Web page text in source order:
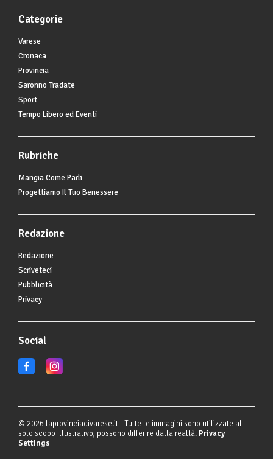
Categorie
Varese
Cronaca
Provincia
Saronno Tradate
Sport
Tempo Libero ed Eventi
Rubriche
Mangia Come Parli
Progettiamo Il Tuo Benessere
Redazione
Redazione
Scriveteci
Pubblicità
Privacy
Social
© 2026 laprovinciadivarese.it - Tutte le immagini sono utilizzate al
solo scopo illustrativo, possono differire dalla realtà. Privacy
Settings